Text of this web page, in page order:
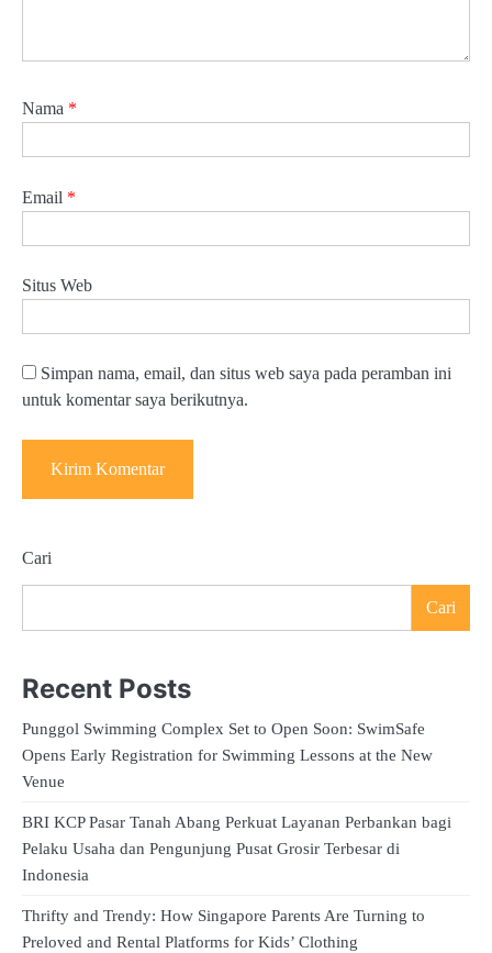
Nama *
Email *
Situs Web
Simpan nama, email, dan situs web saya pada peramban ini
untuk komentar saya berikutnya.
Cari
Cari
Recent Posts
Punggol Swimming Complex Set to Open Soon: SwimSafe
Opens Early Registration for Swimming Lessons at the New
Venue
BRI KCP Pasar Tanah Abang Perkuat Layanan Perbankan bagi
Pelaku Usaha dan Pengunjung Pusat Grosir Terbesar di
Indonesia
Thrifty and Trendy: How Singapore Parents Are Turning to
Preloved and Rental Platforms for Kids’ Clothing